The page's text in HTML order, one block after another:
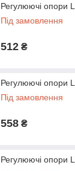
Регулюючі опори
Під замовлення
512 ₴
Регулюючі опори
Під замовлення
558 ₴
Регулюючі опори